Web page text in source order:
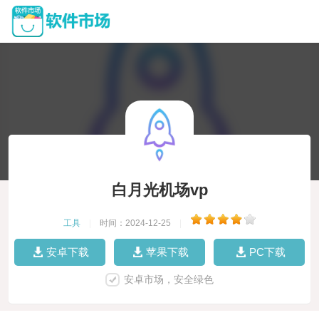
白月光机场vp
工具 时间：2024-12-25
安卓下载 苹果下载 PC下载
安卓市场，安全绿色